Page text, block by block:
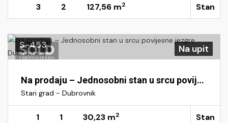
3 2 127,56 m2 Stan
Na upit
S-453
Na prodaju – Jednosobni stan u srcu povijesne jezgre Dubrovnika
Stari grad - Dubrovnik
1 1 30,23 m2 Stan